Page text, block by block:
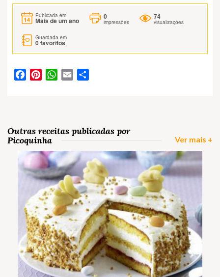
Publicada em
Mais de um ano
0
impressões
74
visualizações
Guardada em
0favoritos
FacebookPinterestWhatsApp
Email
Outras receitas publicadas por
Picoquinha
Ver mais +